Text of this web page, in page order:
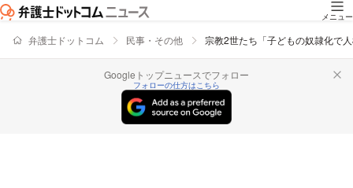
メニュー
弁護士ドットコム 民事・その他 宗教2世たち「子どもの奴隷化で
Googleトップニュースでフォロー
フォローの仕方はこちら